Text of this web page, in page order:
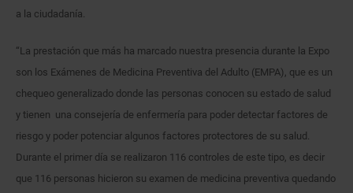
a la ciudadanía.
“La prestación que más ha marcado nuestra presencia durante la Expo
son los Exámenes de Medicina Preventiva del Adulto (EMPA), que es un
chequeo generalizado donde las personas conocen su estado de salud
y tienen una consejería de enfermería para poder detectar factores de
riesgo y poder potenciar algunos factores protectores de su salud.
Durante el primer día se realizaron 116 controles de este tipo, es decir
que 116 personas hicieron su examen de medicina preventiva quedando